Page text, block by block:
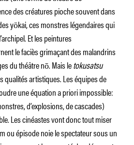
des créatures pioche souvent dans
yōkai, ces monstres légendaires qui
Et les peintures
le faciès grimaçant des malandrins
du théâtre nō. Mais letokusatsu
qualités artistiques. Les équipes de
une équation a priori impossible:
d’explosions, de cascades)
Les cinéastes vont donc tout miser
ou épisode noie le spectateur sous un